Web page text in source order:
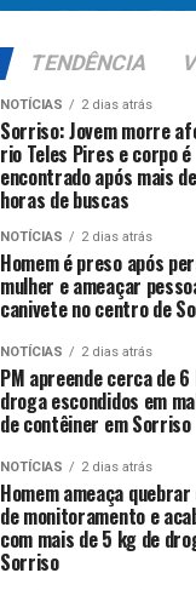
TENDÊNCIA
NOTÍCIAS 2 dias atrás
Sorriso: Jovem morre
rio Teles Pires e corpo é
encontrado após mais
horas de buscas
NOTÍCIAS 2 dias atrás
Homem é preso após
mulher e ameaçar
canivete no centro de
NOTÍCIAS 2 dias atrás
PM apreende cerca de 6
droga escondidos em
de contêiner em Sorriso
NOTÍCIAS 2 dias atrás
Homem ameaça
de monitoramento e
com mais de 5 kg de
Sorriso